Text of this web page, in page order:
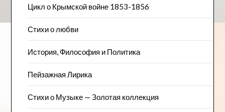
Цикл о Крымской войне 1853-1856
Стихи о любви
История, Философия и Политика
Пейзажна​я Лирика
Стихи о Музыке — Золотая коллекция